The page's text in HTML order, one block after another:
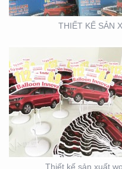
THIẾT KẾ SẢN
Thiết kế sản xuất
THIẾT KẾ THI
CỦA HÀNG THỰC
AN TOÀN GOOD
FOOD